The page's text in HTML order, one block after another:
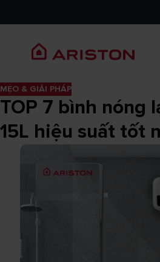
MẸO & GIẢI PHÁP
TOP 7 bình nóng
15L hiệu suất tốt